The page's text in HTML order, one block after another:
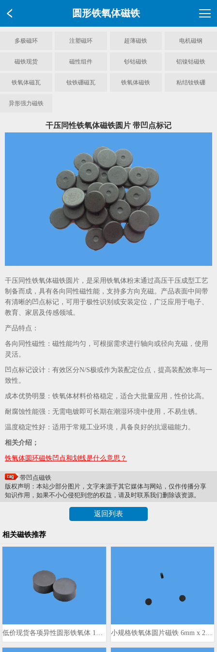
圆形铁氧体磁铁
多极磁环 注塑磁环 超薄磁铁 电机磁钢
磁铁现货 磁性组件 钐钴磁铁 铝镍钴磁铁
铁氧体磁瓦 钕铁硼磁瓦 铁氧体磁铁 粘结钕铁硼
异形强力磁铁
干压同性铁氧体磁铁圆片 带凹点标记
干压同性铁氧体磁铁圆片，是采用铁氧体粉末通过高压干压成型工艺
制备而成，具有各向同性磁性能，支持多方向充磁。产品表面中间带
有清晰的凹点标记，可用于极性识别或安装定位，广泛应用于电子、
教育、家居及传感领域。
产品特点：
各向同性磁性：磁性能均匀，可根据需求进行轴向或径向充磁，使用
灵活。
凹点标记设计：有效区分N/S极或作为装配定位点，提高装配效率与一
致性。
成本优势明显：铁氧体材料价格稳定，适合大批量应用，性价比高。
耐腐蚀性能强：无需电镀即可长期在潮湿环境中使用，不易生锈。
温度稳定性好：适用于常规工业环境，具备良好的抗退磁能力。
相关介绍；
铁氧体圆环磁铁凹点和划线是什么意思？
带凹点磁铁
版权声明：本站少部分图片，文字来源于其它媒体与网站，仅作传播分享
知识作用，如果不小心侵犯到您的权益，请及时联系我们删除该资源。
返回列表
相关磁铁推荐